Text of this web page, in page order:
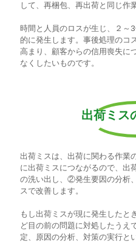
して、再梱包、再出荷と同じ作
時間と人員のロスが生じ、２～
的に発生します。事後処理のコ
高まり、顧客からの信用喪失に
なくしたいものです。
出荷ミス
出荷ミスは、出荷に関わる作業
に出荷ミスにつながるので、
の洗い出し、②発生要因の分析
スで改善します。
もし出荷ミスが現に発生したと
ど目の前の問題に対処したう
定、原因の分析、対策の実行と